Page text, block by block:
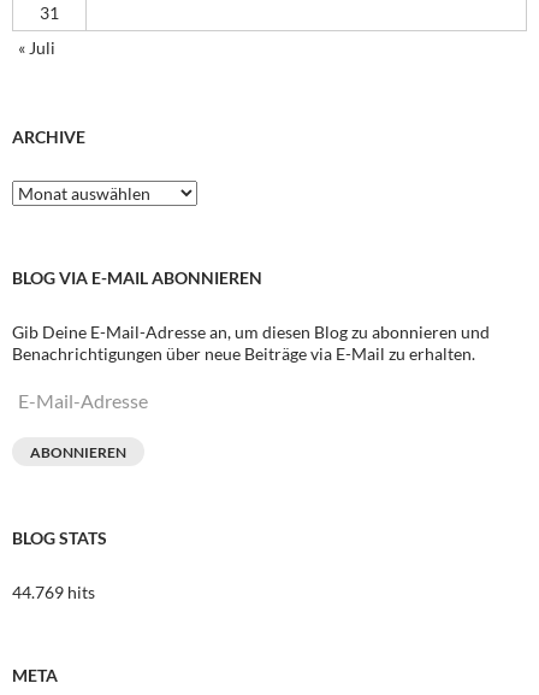
31
« Juli
ARCHIVE
Archive
BLOG VIA E-MAIL ABONNIEREN
Gib Deine E-Mail-Adresse an, um diesen Blog zu abonnieren und
Benachrichtigungen über neue Beiträge via E-Mail zu erhalten.
E-
ABONNIEREN
BLOG STATS
44.769 hits
META